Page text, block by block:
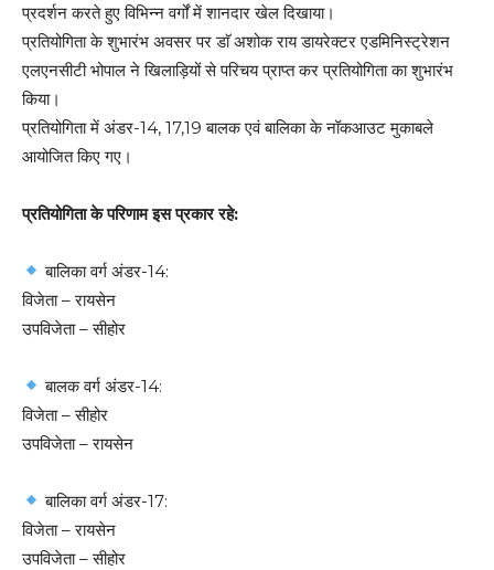
प्रदर्शन करते हुए विभिन्न वर्गों में शानदार खेल दिखाया।
प्रतियोगिता के शुभारंभ अवसर पर डाॅ अशोक राय डायरेक्टर एडमिनिस्ट्रेशन
एलएनसीटी भोपाल ने खिलाड़ियों से परिचय प्राप्त कर प्रतियोगिता का शुभारंभ
किया।
प्रतियोगिता में अंडर-14, 17,19 बालक एवं बालिका के नॉकआउट मुकाबले
आयोजित किए गए।
प्रतियोगिता के परिणाम इस प्रकार रहे:
बालिका वर्ग अंडर-14:
विजेता – रायसेन
उपविजेता – सीहोर
बालक वर्ग अंडर-14:
विजेता – सीहोर
उपविजेता – रायसेन
बालिका वर्ग अंडर-17:
विजेता – रायसेन
उपविजेता – सीहोर